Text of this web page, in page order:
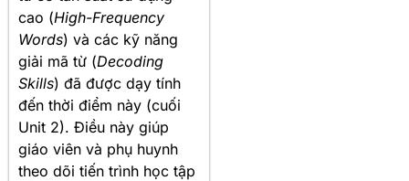
cao (High-Frequency
Words) và các kỹ năng
giải mã từ (Decoding
Skills) đã được dạy tính
đến thời điểm này (cuối
Unit 2). Điều này giúp
giáo viên và phụ huynh
theo dõi tiến trình học tập